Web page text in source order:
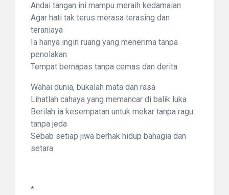
Andai tangan ini mampu meraih kedamaian
Agar hati tak terus merasa terasing dan
teraniaya
Ia hanya ingin ruang yang menerima tanpa
penolakan
Tempat bernapas tanpa cemas dan derita
Wahai dunia, bukalah mata dan rasa
Lihatlah cahaya yang memancar di balik luka
Berilah ia kesempatan untuk mekar tanpa ragu
tanpa jeda
Sebab setiap jiwa berhak hidup bahagia dan
setara
*